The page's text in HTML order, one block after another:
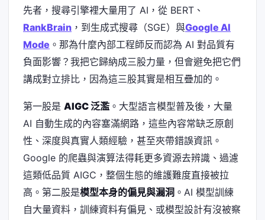
先者，搜尋引擎裡大量用了 AI，從 BERT、
RankBrain ，到生成式搜尋（SGE）與Google AI
Mode 。那為什麼內部工程師反而認為 AI 對品質有
負面影響？我把它歸納成三股力量，但會避免把它們
講成對立排比，因為這三股其實是相互疊加的。
第一股是 AIGC 泛濫 。大型語言模型普及後，大量
AI 自動生成的內容塞滿網路，這些內容常缺乏原創
性、深度與真實人類經驗，甚至夾帶錯誤資訊。
Google 的爬蟲與演算法得耗更多資源去辨識、過濾
這類低品質 AIGC，整個生態的維護難度直接被拉
高。第二股是模型本身的偏見與漏洞 。AI 模型訓練
自大量資料，訓練資料有偏見、或模型設計有沒被察